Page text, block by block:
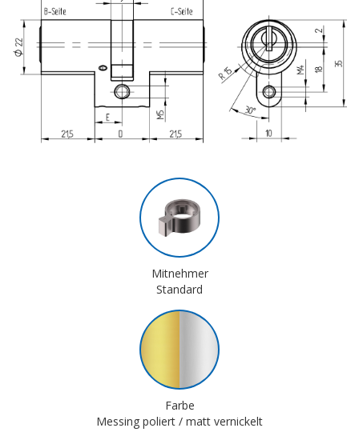
Mitnehmer
Standard
Farbe
Messing poliert / matt vernickelt